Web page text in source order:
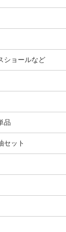
ショールなど
品
セット